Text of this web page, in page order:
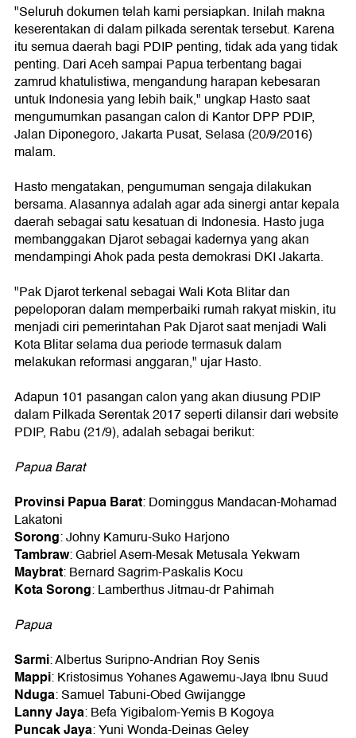
"Seluruh dokumen telah kami persiapkan. Inilah makna
keserentakan di dalam pilkada serentak tersebut. Karena
itu semua daerah bagi PDIP penting, tidak ada yang tidak
penting. Dari Aceh sampai Papua terbentang bagai
zamrud khatulistiwa, mengandung harapan kebesaran
untuk Indonesia yang lebih baik," ungkap Hasto saat
mengumumkan pasangan calon di Kantor DPP PDIP,
Jalan Diponegoro, Jakarta Pusat, Selasa (20/9/2016)
malam.
Hasto mengatakan, pengumuman sengaja dilakukan
bersama. Alasannya adalah agar ada sinergi antar kepala
daerah sebagai satu kesatuan di Indonesia. Hasto juga
membanggakan Djarot sebagai kadernya yang akan
mendampingi Ahok pada pesta demokrasi DKI Jakarta.
"Pak Djarot terkenal sebagai Wali Kota Blitar dan
pepeloporan dalam memperbaiki rumah rakyat miskin, itu
menjadi ciri pemerintahan Pak Djarot saat menjadi Wali
Kota Blitar selama dua periode termasuk dalam
melakukan reformasi anggaran," ujar Hasto.
Adapun 101 pasangan calon yang akan diusung PDIP
dalam Pilkada Serentak 2017 seperti dilansir dari website
PDIP, Rabu (21/9), adalah sebagai berikut:
Papua Barat
Provinsi Papua Barat: Dominggus Mandacan-Mohamad
Lakatoni
Sorong: Johny Kamuru-Suko Harjono
Tambraw: Gabriel Asem-Mesak Metusala Yekwam
Maybrat: Bernard Sagrim-Paskalis Kocu
Kota Sorong: Lamberthus Jitmau-dr Pahimah
Papua
Sarmi: Albertus Suripno-Andrian Roy Senis
Mappi: Kristosimus Yohanes Agawemu-Jaya Ibnu Suud
Nduga: Samuel Tabuni-Obed Gwijangge
Lanny Jaya: Befa Yigibalom-Yemis B Kogoya
Puncak Jaya: Yuni Wonda-Deinas Geley